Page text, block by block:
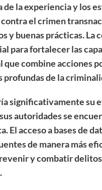
la experiencia y los
el crimen
y buenas prácticas. La
para fortalecer las
combine acciones
profundas de la
significativamente su
autoridades se
El acceso a bases de
de manera más
y combatir delitos